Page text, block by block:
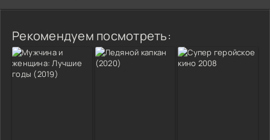
Рекомендуем посмотреть: